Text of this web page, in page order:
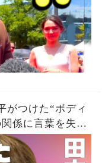
がつけた“ボディ
係に言葉を失